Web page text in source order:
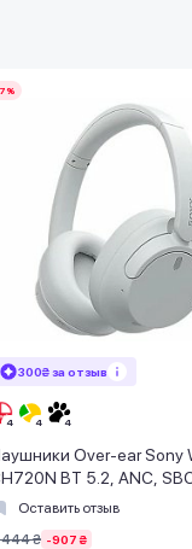
300₴ за отзыв
Over-ear Sony
BT 5.2, ANC,
Mic, Белый
Оставить отзыв
₴ -907 ₴